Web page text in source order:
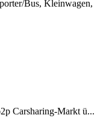
Bus, Kleinwagen,
Carsharing-Markt ü...